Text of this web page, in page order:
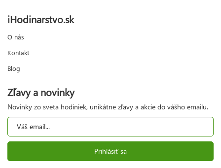
iHodinarstvo.sk
O nás
Kontakt
Blog
Zľavy a novinky
Novinky zo sveta hodiniek, unikátne zľavy a akcie do vášho emailu.
Prihlásiť sa